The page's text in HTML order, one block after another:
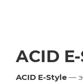
ACID
ACID E-Style —